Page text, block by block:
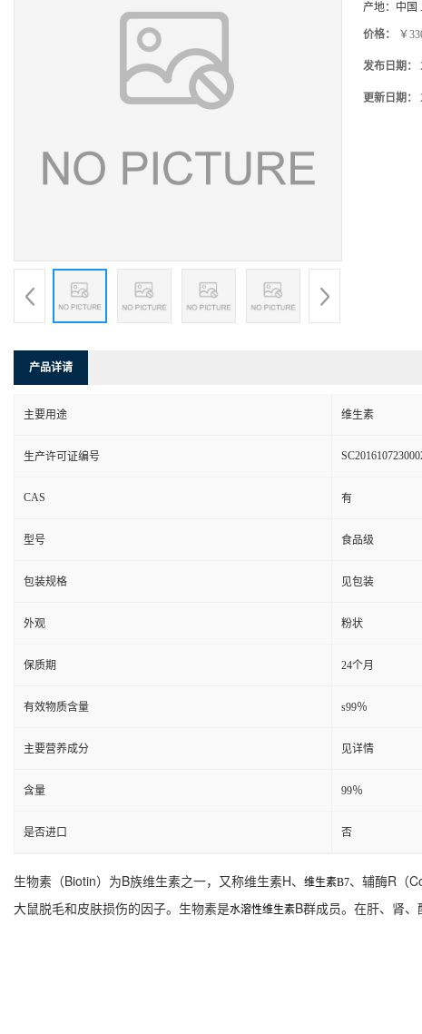
产地： 中国
价格： ￥
发布日期：
更新日期：
产品详请
主要用途 维生素
生产许可证编号
CAS 有
型号 食品级
包装规格 见包装
外观 粉状
保质期 24个月
有效物质含量 s99％
主要营养成分 见详情
含量 99％
是否进口 否
生物素（Biotin）为B族维生素之一，又称维生素H、 维生素B7、辅酶R（
大鼠脱毛和皮肤损伤的因子。生物素是水溶性维生素B群成员。在肝、肾、